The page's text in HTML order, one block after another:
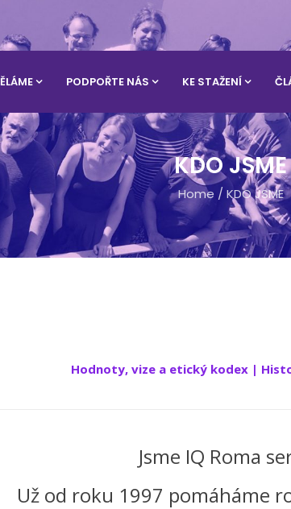
PODPOŘTE NÁS KE STAŽENÍ
KDO JSME
Home / KDO JSME
Hodnoty, vize a etický kodex |
Jsme IQ Roma
Už od roku 1997 pomáháme